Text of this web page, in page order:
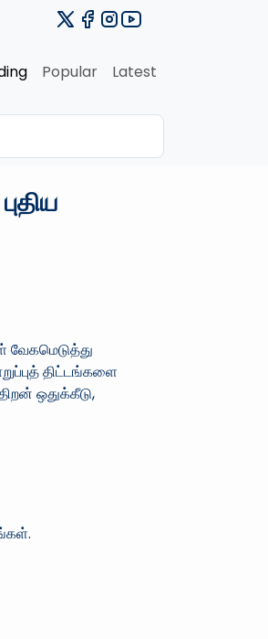
Popular Latest
வேகமெடுத்து
திட்டங்களை
ஒதுக்கீடு,